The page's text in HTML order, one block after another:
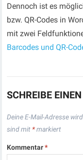
Dennoch ist es
bzw. QR-Codes in
mit zwei
Barcodes und QR-
SCHREIBE
Deine E-Mail-Adresse
sind mit *markiert
Kommentar*